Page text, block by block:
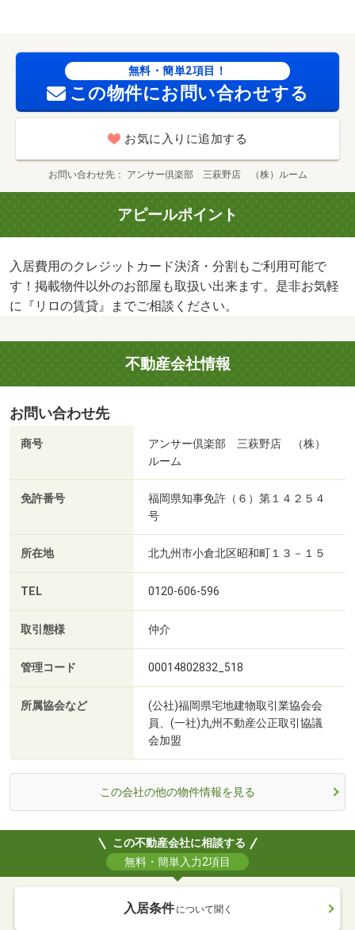
無料・簡単2項目！
この物件にお問い合わせする
お気に入りに追加する
お問い合わせ先 アンサー倶楽部 三萩野店 （株）ルーム
アピールポイント
入居費用のクレジットカード決済・分割もご利用可能で
す！掲載物件以外のお部屋も取扱い出来ます。是非お気軽
に『リロの賃貸』までご相談ください。
不動産会社情報
お問い合わせ先
商号
アンサー倶楽部 三萩野店 （株）
ルーム
免許番号
福岡県知事免許（６）第１４２５４
号
所在地 北九州市小倉北区昭和町１３－１５
TEL 0120-606-596
取引態様 仲介
管理コード 00014802832_518
所属協会など
(公社)福岡県宅地建物取引業協会会
員、(一社)九州不動産公正取引協議
会加盟
この会社の他の物件情報を見る
この不動産会社に相談する
無料・簡単入力2項目
入居条件 について聞く